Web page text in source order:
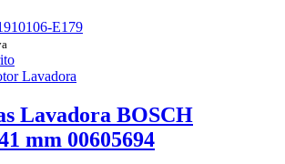
E179
Lavadora
Lavadora BOSCH
mm 00605694